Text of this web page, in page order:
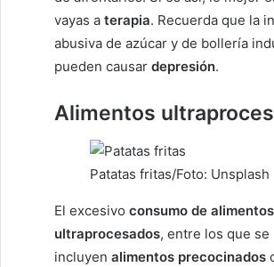
vayas a terapia. Recuerda que la
abusiva de azúcar y de bollería
pueden causar depresión.
Alimentos
Patatas fritas/Foto: Unsplash
El excesivo consumo de alimentos
ultraprocesados, entre los que se
incluyen alimentos precocinados